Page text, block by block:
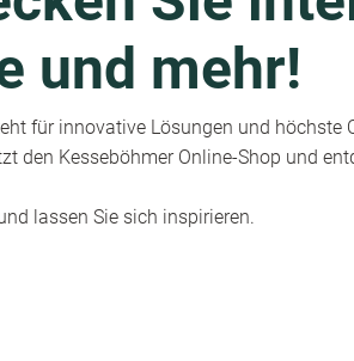
und mehr!
für innovative Lösungen und
den Kesseböhmer Online-Shop und
lassen Sie sich inspirieren.